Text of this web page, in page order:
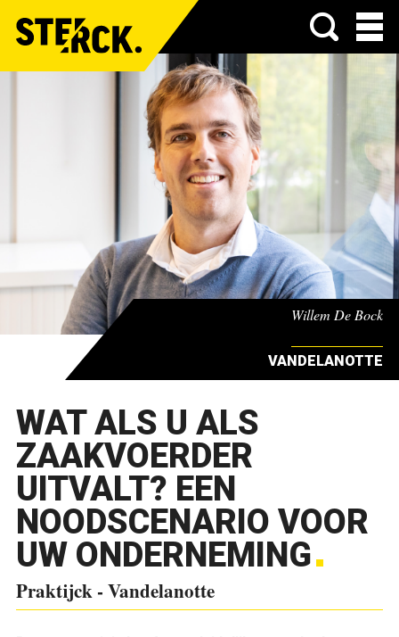
Menu
Willem De Bock
VANDELANOTTE
WAT ALS U ALS
ZAAKVOERDER
UITVALT? EEN
NOODSCENARIO VOOR
UW ONDERNEMING
Praktijck - Vandelanotte